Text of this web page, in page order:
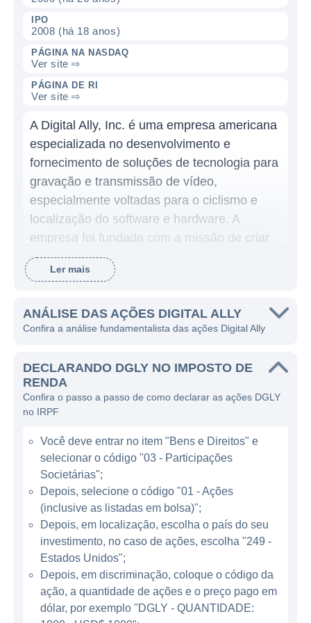
IPO
2008 (há 18 anos)
PÁGINA NA NASDAQ
Ver site ⇨
PÁGINA DE RI
Ver site ⇨
A Digital Ally, Inc. é uma empresa americana
especializada no desenvolvimento e
fornecimento de soluções de tecnologia para
gravação e transmissão de vídeo,
especialmente voltadas para o ciclismo e
localização do software e hardware. A
empresa foi fundada com a missão de criar
dispositivos e sistemas inovadores que
podem melhorar a segurança e a eficiência
polícia e os serviços de emergência.
fornecimento de câmeras de vídeo para a
polícia e serviços de emergência, além de
softwares de gerenciamento de vídeo e
dados. Com a crescente demanda por
tecnologia que eleva a transparência e a
responsabilidade nas operações de
aplicação da lei, a Digital Ally tem se
destacado no fornecimento de produtos que
atendem a esses requisitos. As câmeras
worn (usadas) pelos policiais tornam-se uma
ferramenta essencial para registrar
interações de serviço, proporcionando uma
forma eficiente de documentar atividades e
proteger tanto os oficiais quanto o público.
Ler mais
ANÁLISE DAS AÇÕES DIGITAL ALLY
Confira a análise fundamentalista das ações Digital Ally
DECLARANDO DGLY NO IMPOSTO DE
RENDA
Confira o passo a passo de como declarar as ações DGLY
no IRPF
Você deve entrar no item "Bens e Direitos" e
selecionar o código "03 - Participações
Societárias";
Depois, selecione o código "01 - Ações
(inclusive as listadas em bolsa)";
Depois, em localização, escolha o país do seu
investimento, no caso de ações, escolha "249 -
Estados Unidos";
Depois, em discriminação, coloque o código da
ação, a quantidade de ações e o preço pago em
dólar, por exemplo "DGLY - QUANTIDADE: